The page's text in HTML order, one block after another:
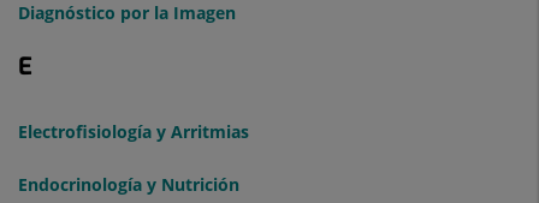
Diagnóstico por la Imagen
E
Electrofisiología y Arritmias
Endocrinología y Nutrición